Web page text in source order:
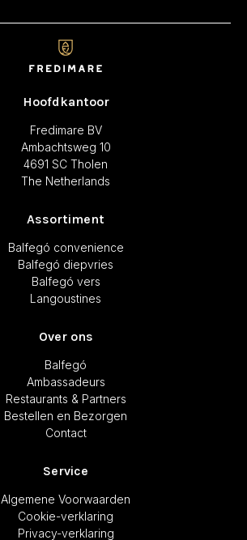
Hoofdkantoor
Fredimare BV
Ambachtsweg 10
4691 SC Tholen
The Netherlands
Assortiment
Balfegó convenience
Balfegó diepvries
Balfegó vers
Langoustines
Over ons
Balfegó
Ambassadeurs
Restaurants & Partners
Bestellen en Bezorgen
Contact
Service
Algemene Voorwaarden
Cookie-verklaring
Privacy-verklaring